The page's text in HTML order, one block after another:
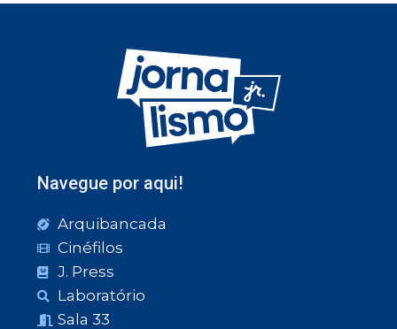
Navegue por aqui!
Arquibancada
Cinéfilos
J. Press
Laboratório
Sala 33